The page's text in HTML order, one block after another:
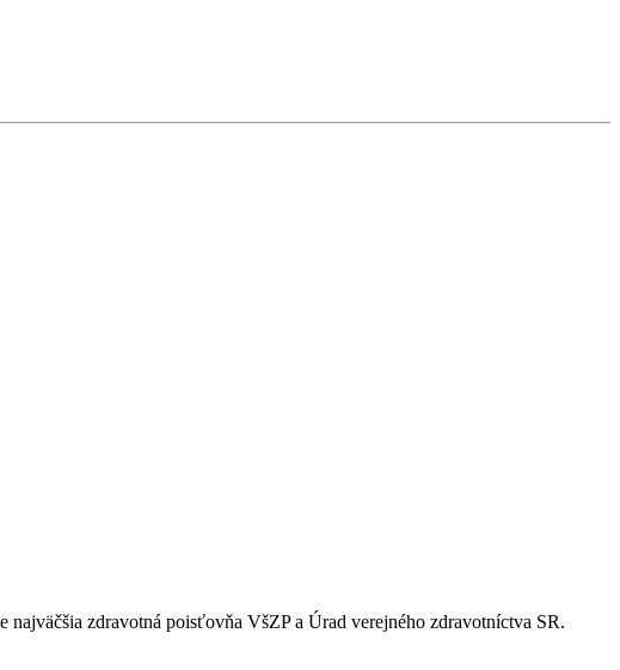
zdravotná poisťovňa VšZP a Úrad verejného zdravotníctva SR.